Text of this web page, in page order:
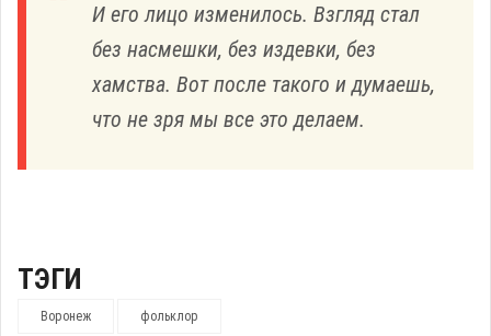
И его лицо изменилось. Взгляд стал
без насмешки, без издевки, без
хамства. Вот после такого и думаешь,
что не зря мы все это делаем.
ТЭГИ
Воронеж фольклор